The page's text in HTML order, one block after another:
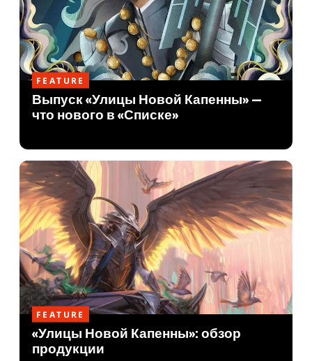
FEATURE
Выпуск «Улицы Новой Капенны» —
что нового в «Списке»
FEATURE
«Улицы Новой Капенны»: обзор
продукции